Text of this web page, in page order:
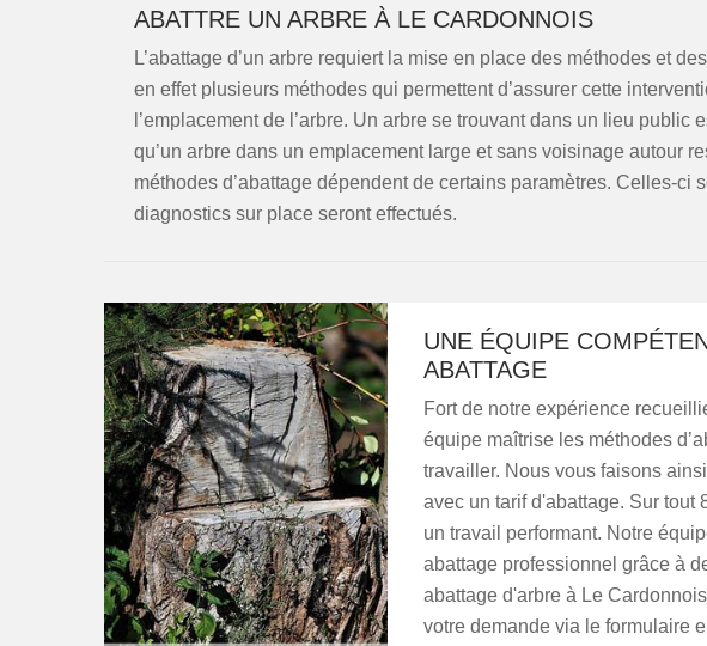
ABATTRE UN ARBRE À LE CARDONNOIS
L’abattage d’un arbre requiert la mise en place des méthodes et
en effet plusieurs méthodes qui permettent d’assurer cette
l’emplacement de l’arbre. Un arbre se trouvant dans un lieu public
qu’un arbre dans un emplacement large et sans voisinage autour
méthodes d’abattage dépendent de certains paramètres. Celles-ci
diagnostics sur place seront effectués.
UNE ÉQUIPE
ABATTAGE
Fort de notre expérience
équipe maîtrise les méthodes
travailler. Nous vous faisons
avec un tarif d'abattage. Sur tout
un travail performant. Notre
abattage professionnel grâce à
abattage d'arbre à Le
votre demande via le formulaire